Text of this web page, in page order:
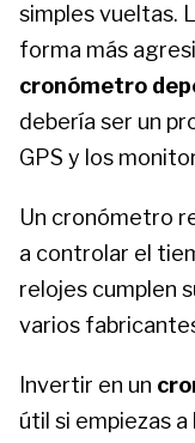
simples vueltas.
forma más
cronómetro
debería ser un
GPS y los
Un cronómetro
a controlar el
relojes cumplen
varios
Invertir en un
útil si empiezas